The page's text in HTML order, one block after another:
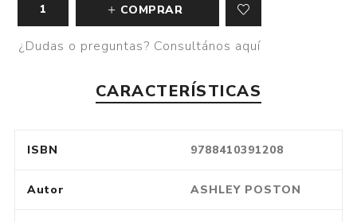
COMPRAR
¿Dudas o preguntas? Consultános aquí
CARACTERÍSTICAS
ISBN 9788410391208
Autor ASHLEY POSTON